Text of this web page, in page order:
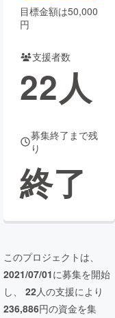
コミュニティ
目標金額は50,000
円
支援者数
22人
募集終了まで残
り
終了
このプロジェクトは、
2021/07/01に募集を開始
し、 22人の支援により
236,886円の資金を集